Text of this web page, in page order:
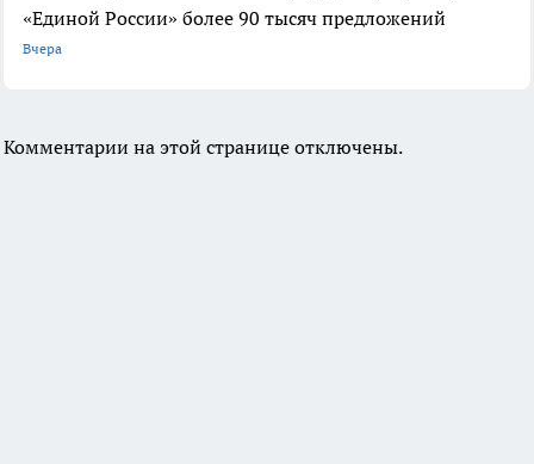
«Единой России» более 90 тысяч предложений
Вчера
Комментарии на этой странице отключены.